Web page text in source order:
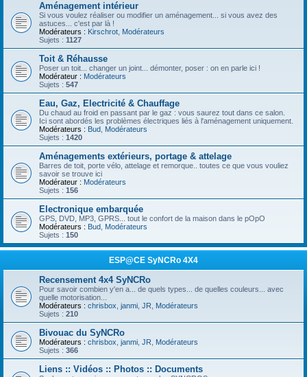
Aménagement intérieur
Si vous voulez réaliser ou modifier un aménagement... si vous avez des
astuces... c'est par là !
Modérateurs : Kirschrot Modérateurs
Sujets : 1127
Toit & Réhausse
Poser un toit... changer un joint... démonter, poser : on en parle ici !
Modérateur : Modérateurs
Sujets : 547
Eau, Gaz, Electricité & Chauffage
Du chaud au froid en passant par le gaz : vous saurez tout dans ce salon.
Ici sont abordés les problèmes électriques liés à l'aménagement uniquement.
Modérateurs : Bud Modérateurs
Sujets : 1420
Aménagements extérieurs, portage & attelage
Barres de toit, porte vélo, attelage et remorque.. toutes ce que vous vouliez
savoir se trouve ici
Modérateur : Modérateurs
Sujets : 156
Electronique embarquée
GPS, DVD, MP3, GPRS... tout le confort de la maison dans le pOpO
Modérateurs : Bud Modérateurs
Sujets : 150
ESP@CE SyNCRo 4X4
Recensement 4x4 SyNCRo
Pour savoir combien y'en a... de quels types... de quelles couleurs... avec
quelle motorisation...
Modérateurs : chrisbox janmi JR
Modérateurs
Sujets : 210
Bivouac du SyNCRo
Modérateurs : chrisbox janmi JR
Modérateurs
Sujets : 366
Liens :: Vidéos :: Photos :: Documents